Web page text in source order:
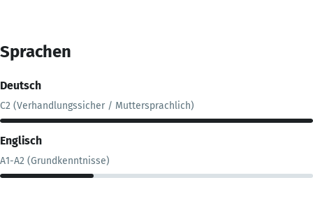
Sprachen
Deutsch
C2 (Verhandlungssicher / Muttersprachlich)
Englisch
A1-A2 (Grundkenntnisse)